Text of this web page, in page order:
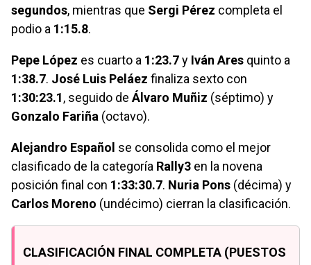
segundos, mientras que Sergi Pérez completa el
podio a 1:15.8.
Pepe López es cuarto a 1:23.7y Iván Ares quinto a
1:38.7. José Luis Peláez finaliza sexto con
1:30:23.1, seguido deÁlvaro Muñiz (séptimo) y
Gonzalo Fariña (octavo).
Alejandro Español se consolida como el mejor
clasificado de la categoría Rally3 en la novena
posición final con 1:33:30.7. Nuria Pons (décima) y
Carlos Moreno (undécimo) cierran la clasificación.
CLASIFICACIÓN FINAL COMPLETA (PUESTOS